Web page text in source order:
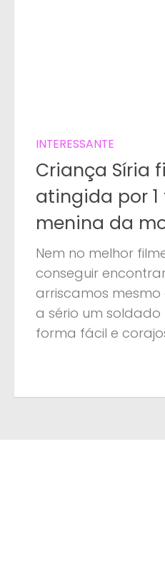
INTERESSANTE
Criança Síria
atingida por
menina da
Nem no melhor
conseguir
arriscamos
a sério um
forma fácil e